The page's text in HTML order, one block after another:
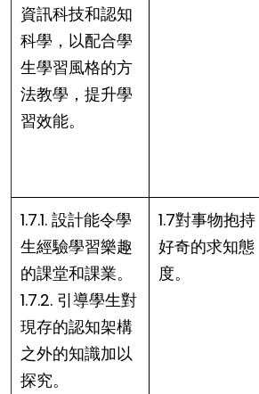
資訊科技和認知
科學，以配合學
生學習風格的方
法教學，提升學
習效能。
1.7.1. 設計能令學
生經驗學習樂趣
的課堂和課業。
1.7.2. 引導學生對
現存的認知架構
之外的知識加以
探究。
1.7對事物抱持
好奇的求知態
度。